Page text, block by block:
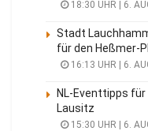
18:30 UHR | 6.
Stadt
für den Heßmer-
16:13 UHR | 6.
NL-Eventtipps
Lausitz
15:30 UHR | 6.